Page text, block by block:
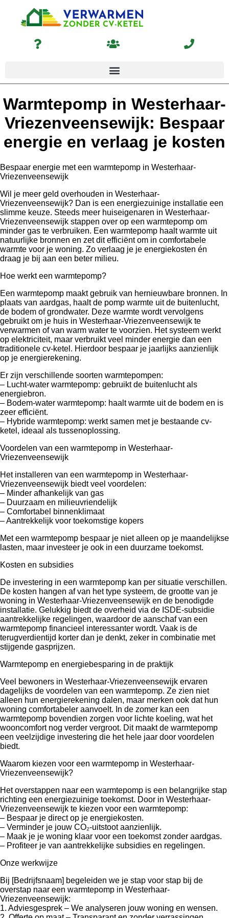
Warmtepomp in Westerhaar-
Vriezenveensewijk: Bespaar
energie en verlaag je kosten
Bespaar energie met een warmtepomp in Westerhaar-
Vriezenveensewijk
Wil je meer geld overhouden in Westerhaar-
Vriezenveensewijk? Dan is een energiezuinige installatie een
slimme keuze. Steeds meer huiseigenaren in Westerhaar-
Vriezenveensewijk stappen over op een warmtepomp om
minder gas te verbruiken. Een warmtepomp haalt warmte uit
natuurlijke bronnen en zet dit efficiënt om in comfortabele
warmte voor je woning. Zo verlaag je je energiekosten én
draag je bij aan een beter milieu.
Hoe werkt een warmtepomp?
Een warmtepomp maakt gebruik van hernieuwbare bronnen. In
plaats van aardgas, haalt de pomp warmte uit de buitenlucht,
de bodem of grondwater. Deze warmte wordt vervolgens
gebruikt om je huis in Westerhaar-Vriezenveensewijk te
verwarmen of van warm water te voorzien. Het systeem werkt
op elektriciteit, maar verbruikt veel minder energie dan een
traditionele cv-ketel. Hierdoor bespaar je jaarlijks aanzienlijk
op je energierekening.
Er zijn verschillende soorten warmtepompen:
– Lucht-water warmtepomp: gebruikt de buitenlucht als
energiebron.
– Bodem-water warmtepomp: haalt warmte uit de bodem en is
zeer efficiënt.
– Hybride warmtepomp: werkt samen met je bestaande cv-
ketel, ideaal als tussenoplossing.
Voordelen van een warmtepomp in Westerhaar-
Vriezenveensewijk
Het installeren van een warmtepomp in Westerhaar-
Vriezenveensewijk biedt veel voordelen:
– Minder afhankelijk van gas
– Duurzaam en milieuvriendelijk
– Comfortabel binnenklimaat
– Aantrekkelijk voor toekomstige kopers
Met een warmtepomp bespaar je niet alleen op je maandelijkse
lasten, maar investeer je ook in een duurzame toekomst.
Kosten en subsidies
De investering in een warmtepomp kan per situatie verschillen.
De kosten hangen af van het type systeem, de grootte van je
woning in Westerhaar-Vriezenveensewijk en de benodigde
installatie. Gelukkig biedt de overheid via de ISDE-subsidie
aantrekkelijke regelingen, waardoor de aanschaf van een
warmtepomp financieel interessanter wordt. Vaak is de
terugverdientijd korter dan je denkt, zeker in combinatie met
stijgende gasprijzen.
Warmtepomp en energiebesparing in de praktijk
Veel bewoners in Westerhaar-Vriezenveensewijk ervaren
dagelijks de voordelen van een warmtepomp. Ze zien niet
alleen hun energierekening dalen, maar merken ook dat hun
woning comfortabeler aanvoelt. In de zomer kan een
warmtepomp bovendien zorgen voor lichte koeling, wat het
wooncomfort nog verder vergroot. Dit maakt de warmtepomp
een veelzijdige investering die het hele jaar door voordelen
biedt.
Waarom kiezen voor een warmtepomp in Westerhaar-
Vriezenveensewijk?
Het overstappen naar een warmtepomp is een belangrijke stap
richting een energiezuinige toekomst. Door in Westerhaar-
Vriezenveensewijk te kiezen voor een warmtepomp:
– Bespaar je direct op je energiekosten.
– Verminder je jouw CO₂-uitstoot aanzienlijk.
– Maak je je woning klaar voor een toekomst zonder aardgas.
– Profiteer je van aantrekkelijke subsidies en regelingen.
Onze werkwijze
Bij [Bedrijfsnaam] begeleiden we je stap voor stap bij de
overstap naar een warmtepomp in Westerhaar-
Vriezenveensewijk:
1. Adviesgesprek – We analyseren jouw woning en wensen.